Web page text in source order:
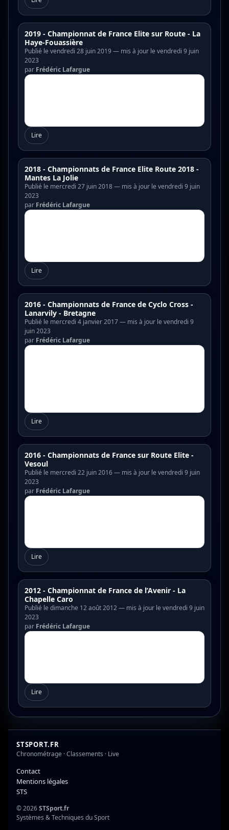
2019 - Championnat de France Elite sur Route - La
Haye-Fouassière
Publié le vendredi 28 juin 2019 — mis à jour le vendredi 9 juin
2023
par Frédéric Lafargue
Lire
2018 - Championnats de France Elite Route 2018 -
Mantes La Jolie
Publié le mercredi 27 juin 2018 — mis à jour le vendredi 9 juin
2023
par Frédéric Lafargue
Lire
2016 - Championnats de France de Cyclo Cross -
Lanarvily - Bretagne
Publié le mercredi 4 janvier 2017 — mis à jour le vendredi 9
juin 2023
par Frédéric Lafargue
Lire
2016 - Championnats de France sur Route Elite -
Vesoul
Publié le mercredi 22 juin 2016 — mis à jour le vendredi 9 juin
2023
par Frédéric Lafargue
Lire
2012 - Championnat de France de l’Avenir - La
Chapelle Caro
Publié le dimanche 12 août 2012 — mis à jour le vendredi 9 juin
2023
par Frédéric Lafargue
Lire
STSPORT.FR
Chronométrage · Classements · Live
Contact
Mentions légales
STS
© 2026STSport.fr
Systèmes & Techniques du Sport